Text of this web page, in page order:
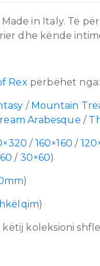
in Italy. Të
dhe kënde
Rex përbëhet nga:
/ Mountain
Arabesque /
/ 160×160 /
/ 30×60)
)
)
koleksioni